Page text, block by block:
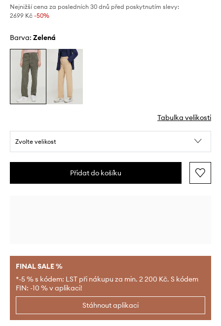
Nejnižší cena za posledních 30 dnů před poskytnutím slevy:
2699 Kč -50%
Barva: zelená
Tabulka velikosti
Zvolte velikost
Přidat do košíku
FINAL SALE %
*-5 % s kódem: LST při nákupu za min. 2 200 Kč. S kódem
FIN: -10 % v aplikaci!
Stáhnout aplikaci